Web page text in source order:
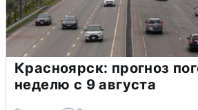
Красноярск: прогноз
неделю с 9 августа